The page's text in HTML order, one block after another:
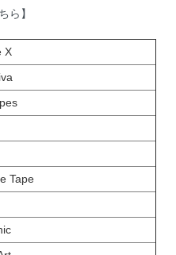
ら】
X
Tape